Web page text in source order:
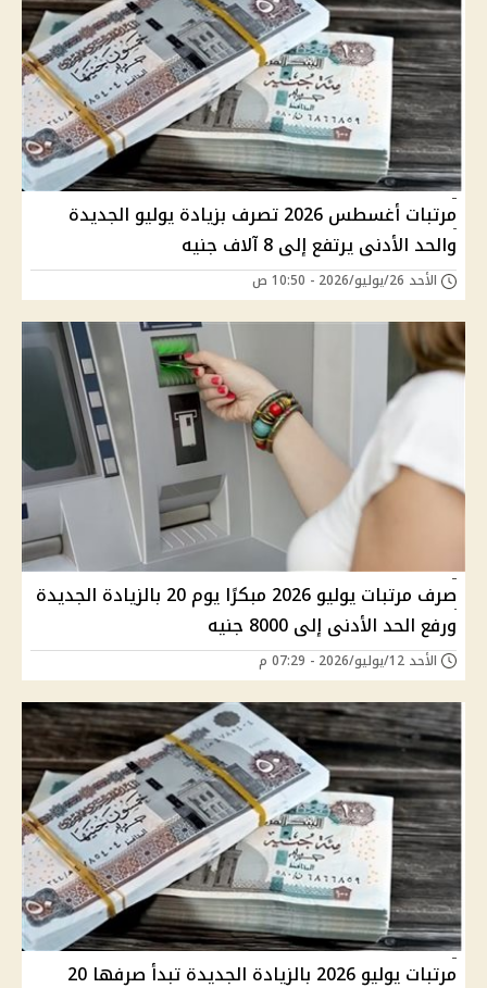
مرتبات أغسطس 2026 تصرف بزيادة يوليو الجديدة
والحد الأدنى يرتفع إلى 8 آلاف جنيه
الأحد 26/يوليو/2026 - 10:50 ص
صرف مرتبات يوليو 2026 مبكرًا يوم 20 بالزيادة الجديدة
ورفع الحد الأدنى إلى 8000 جنيه
الأحد 12/يوليو/2026 - 07:29 م
مرتبات يوليو 2026 بالزيادة الجديدة تبدأ صرفها 20